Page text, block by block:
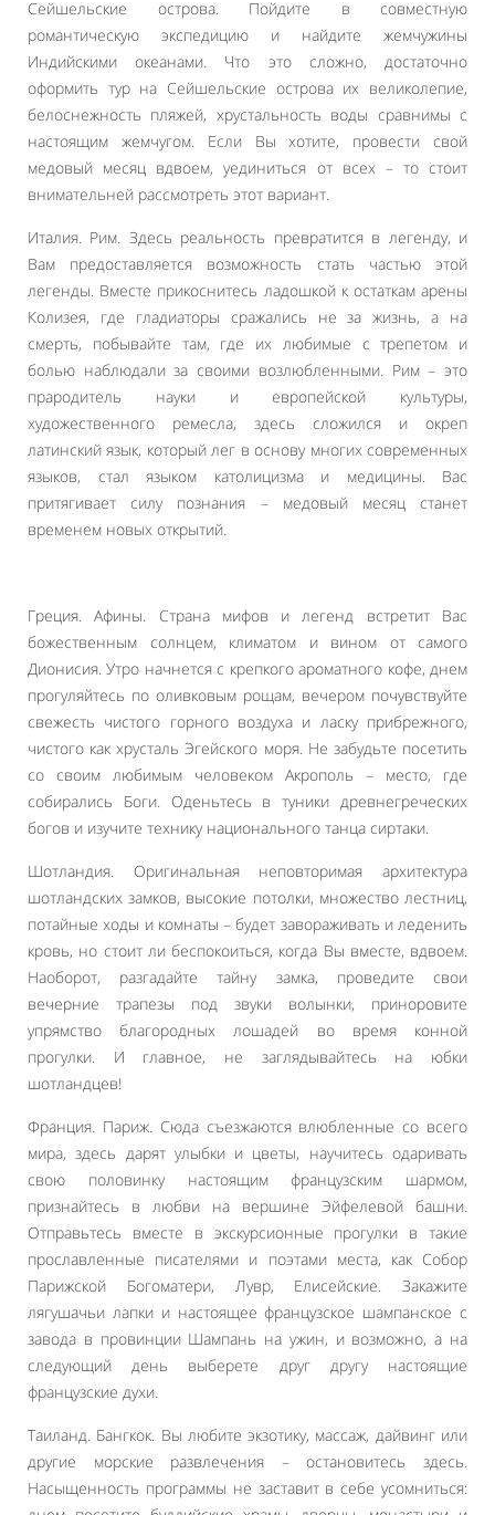
Сейшельские острова. Пойдите в совместную
романтическую экспедицию и найдите жемчужины
Индийскими океанами. Что это сложно, достаточно
оформить тур на Сейшельские острова их великолепие,
белоснежность пляжей, хрустальность воды сравнимы с
настоящим жемчугом. Если Вы хотите, провести свой
медовый месяц вдвоем, уединиться от всех – то стоит
внимательней рассмотреть этот вариант.
Италия. Рим. Здесь реальность превратится в легенду, и
Вам предоставляется возможность стать частью этой
легенды. Вместе прикоснитесь ладошкой к остаткам арены
Колизея, где гладиаторы сражались не за жизнь, а на
смерть, побывайте там, где их любимые с трепетом и
болью наблюдали за своими возлюбленными. Рим – это
прародитель науки и европейской культуры,
художественного ремесла, здесь сложился и окреп
латинский язык, который лег в основу многих современных
языков, стал языком католицизма и медицины. Вас
притягивает силу познания – медовый месяц станет
временем новых открытий.
Греция. Афины. Страна мифов и легенд встретит Вас
божественным солнцем, климатом и вином от самого
Дионисия. Утро начнется с крепкого ароматного кофе, днем
прогуляйтесь по оливковым рощам, вечером почувствуйте
свежесть чистого горного воздуха и ласку прибрежного,
чистого как хрусталь Эгейского моря. Не забудьте посетить
со своим любимым человеком Акрополь – место, где
собирались Боги. Оденьтесь в туники древнегреческих
богов и изучите технику национального танца сиртаки.
Шотландия. Оригинальная неповторимая архитектура
шотландских замков, высокие потолки, множество лестниц,
потайные ходы и комнаты – будет завораживать и леденить
кровь, но стоит ли беспокоиться, когда Вы вместе, вдвоем.
Наоборот, разгадайте тайну замка, проведите свои
вечерние трапезы под звуки волынки, приноровите
упрямство благородных лошадей во время конной
прогулки. И главное, не заглядывайтесь на юбки
шотландцев!
Франция. Париж. Сюда съезжаются влюбленные со всего
мира, здесь дарят улыбки и цветы, научитесь одаривать
свою половинку настоящим французским шармом,
признайтесь в любви на вершине Эйфелевой башни.
Отправьтесь вместе в экскурсионные прогулки в такие
прославленные писателями и поэтами места, как Собор
Парижской Богоматери, Лувр, Елисейские. Закажите
лягушачьи лапки и настоящее французское шампанское с
завода в провинции Шампань на ужин, и возможно, а на
следующий день выберете друг другу настоящие
французские духи.
Таиланд. Бангкок. Вы любите экзотику, массаж, дайвинг или
другие морские развлечения – остановитесь здесь.
Насыщенность программы не заставит в себе усомниться: